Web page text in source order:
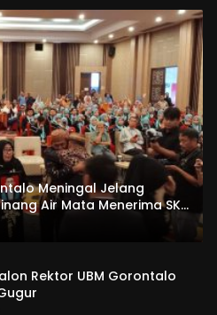
Meningal Jelang
Air Mata Menerima SKL
Rektor UBM Gorontalo